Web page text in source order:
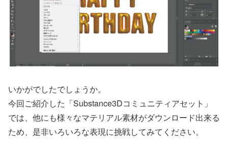
いかがでしたでしょうか。
今回ご紹介した「Substance3Dコミュニティアセット」
では、他にも様々なマテリアル素材がダウンロード出来る
ため、是非いろいろな表現に挑戦してみてください。